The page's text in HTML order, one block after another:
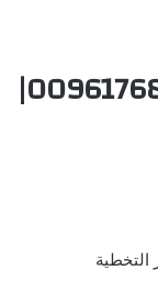
الشيخة الروحانية 0096176887484|